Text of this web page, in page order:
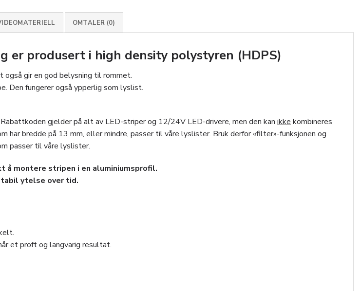
OMTALER (0)
er produsert i high density polystyren (HDPS)
gir en god belysning til rommet.
Den fungerer også ypperlig som lyslist.
gjelder på alt av LED-striper og 12/24V LED-drivere, men den kan ikkekombineres
bredde på 13 mm, eller mindre, passer til våre lyslister. Bruk derfor «filter»-funksjonen og
passer til våre lyslister.
montere stripen i en aluminiumsprofil.
ytelse over tid.
et proft og langvarig resultat.